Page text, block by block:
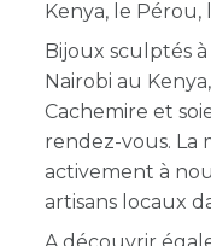
Kenya, le Pérou,
Bijoux sculptés
Nairobi au
Cachemire et
rendez-vous. La
activement à
artisans locaux